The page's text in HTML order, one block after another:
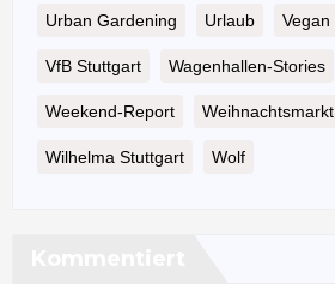
Urban Gardening Urlaub Vegan
VfB Stuttgart Wagenhallen-Stories
Weekend-Report Weihnachtsmarkt
Wilhelma Stuttgart Wolf